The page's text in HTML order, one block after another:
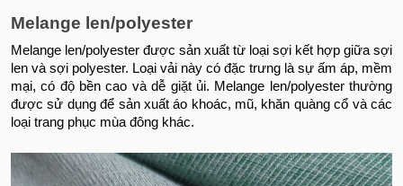
Melange len/polyester
Melange len/polyester được sản xuất từ loại sợi kết hợp giữa sợi
len và sợi polyester. Loại vải này có đặc trưng là sự ấm áp, mềm
mại, có độ bền cao và dễ giặt ủi. Melange len/polyester thường
được sử dụng để sản xuất áo khoác, mũ, khăn quàng cổ và các
loại trang phục mùa đông khác.